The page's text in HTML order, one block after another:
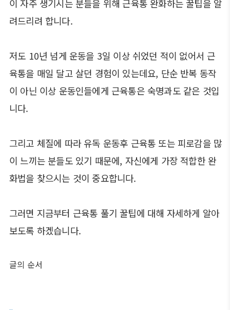
이 자주 생기시는 분들을 위해 근육통 완화하는 꿀팁을 알
려드리려 합니다.
저도 10년 넘게 운동을 3일 이상 쉬었던 적이 없어서 근
육통을 매일 달고 살던 경험이 있는데요, 단순 반복 동작
이 아닌 이상 운동인들에게 근육통은 숙명과도 같은 것입
니다.
그리고 체질에 따라 유독 운동후 근육통 또는 피로감을 많
이 느끼는 분들도 있기 때문에, 자신에게 가장 적합한 완
화법을 찾으시는 것이 중요합니다.
그러면 지금부터 근육통 풀기 꿀팁에 대해 자세하게 알아
보도록 하겠습니다.
글의 순서